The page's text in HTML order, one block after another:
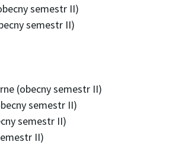
semestr II)
semestr II)
(obecny semestr II)
semestr II)
semestr II)
II)